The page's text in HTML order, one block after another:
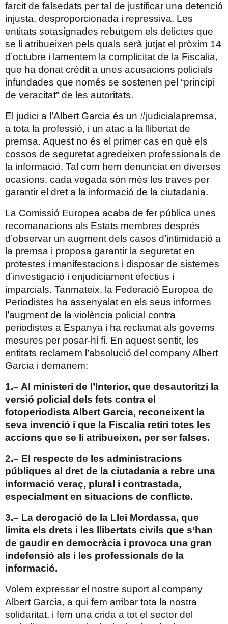
farcit de falsedats per tal de justificar una detenció
injusta, desproporcionada i repressiva. Les
entitats sotasignades rebutgem els delictes que
se li atribueixen pels quals serà jutjat el pròxim 14
d’octubre i lamentem la complicitat de la Fiscalia,
que ha donat crèdit a unes acusacions policials
infundades que només se sostenen pel “principi
de veracitat” de les autoritats.
El judici a l’Albert Garcia és un #judicialapremsa,
a tota la professió, i un atac a la llibertat de
premsa. Aquest no és el primer cas en què els
cossos de seguretat agredeixen professionals de
la informació. Tal com hem denunciat en diverses
ocasions, cada vegada són més les traves per
garantir el dret a la informació de la ciutadania.
La Comissió Europea acaba de fer pública unes
recomanacions als Estats membres després
d’observar un augment dels casos d’intimidació a
la premsa i proposa garantir la seguretat en
protestes i manifestacions i disposar de sistemes
d’investigació i enjudiciament efectius i
imparcials. Tanmateix, la Federació Europea de
Periodistes ha assenyalat en els seus informes
l’augment de la violència policial contra
periodistes a Espanya i ha reclamat als governs
mesures per posar-hi fi. En aquest sentit, les
entitats reclamem l’absolució del company Albert
Garcia i demanem:
1.– Al ministeri de l’Interior, que desautoritzi la
versió policial dels fets contra el
fotoperiodista Albert Garcia, reconeixent la
seva invenció i que la Fiscalia retiri totes les
accions que se li atribueixen, per ser falses.
2.– El respecte de les administracions
públiques al dret de la ciutadania a rebre una
informació veraç, plural i contrastada,
especialment en situacions de conflicte.
3.– La derogació de la Llei Mordassa, que
limita els drets i les llibertats civils que s’han
de gaudir en democràcia i provoca una gran
indefensió als i les professionals de la
informació.
Volem expressar el nostre suport al company
Albert Garcia, a qui fem arribar tota la nostra
solidaritat, i fem una crida a tot el sector del